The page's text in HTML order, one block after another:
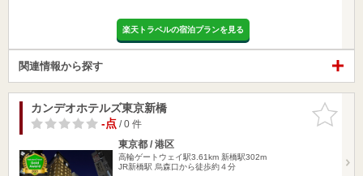
楽天トラベルの宿泊プランを見る
関連情報から探す
お気に入
りに追加
カンデオホテルズ東京新橋
-点/ 0 件
東京都 / 港区
高輪ゲートウェイ駅3.61km 新橋駅302m
JR新橋駅 烏森口から徒歩約４分